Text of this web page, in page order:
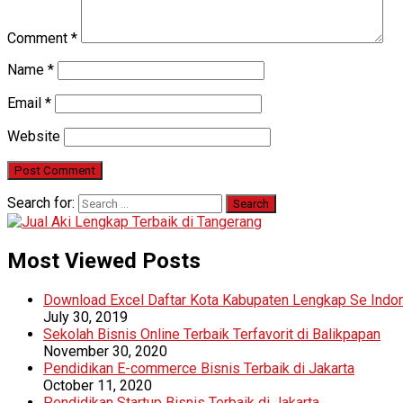
Comment *
Name *
Email *
Website
Search for:
Most Viewed Posts
Download Excel Daftar Kota Kabupaten Lengkap Se
July 30, 2019
Sekolah Bisnis Online Terbaik Terfavorit di Balikpapan
November 30, 2020
Pendidikan E-commerce Bisnis Terbaik di Jakarta
October 11, 2020